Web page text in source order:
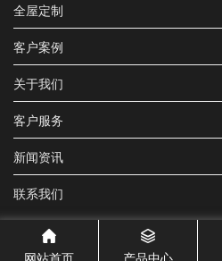
全屋定制
客户案例
关于我们
客户服务
新闻资讯
联系我们
网站首页 产品中心